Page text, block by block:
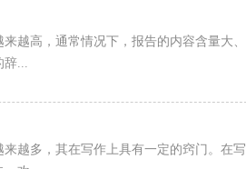
越高，通常情况下，报告的内容含量大、
辞...
越多，其在写作上具有一定的窍门。在写